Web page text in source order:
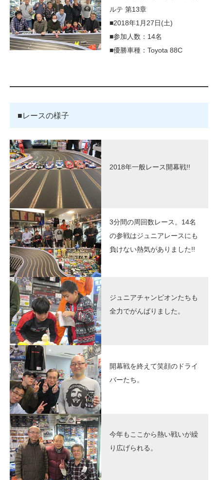
ルテ 第13章
■2018年1月27日(土)
■参加人数：14名
■優勝車種：Toyota 88C
■レースの様子
2018年一般レース開幕戦!!
3分間の周回数レース。14名
の参戦はジュニアレースにも
負けない熱気がありました!!
ジュニアチャンピオンたちも
全力でがんばりました。
開幕戦を終えて笑顔のドライ
バーたち。
今年もここから熱い戦いが繰
り広げられる。